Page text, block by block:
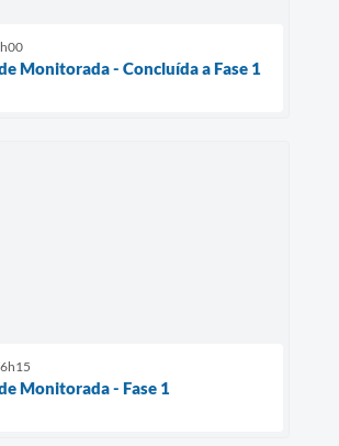
Monitorada - Concluída a Fase 1
Monitorada - Fase 1